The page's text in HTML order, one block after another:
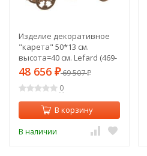
Изделие декоративное
"карета" 50*13 см.
высота=40 см. Lefard (469-
252)
48 656 ₽69 507₽
0
В корзину
В наличии